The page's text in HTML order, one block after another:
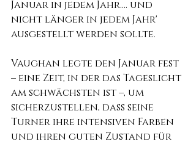
Januar in jedem Jahr.... und
nicht länger in jedem Jahr'
ausgestellt werden sollte.
Vaughan legte den Januar fest
– eine Zeit, in der das Tageslicht
am schwächsten ist –, um
sicherzustellen, dass seine
Turner ihre intensiven Farben
und ihren guten Zustand für